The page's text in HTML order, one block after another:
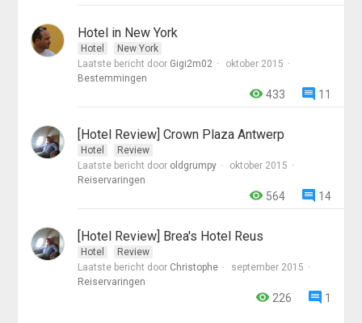
Hotel in New York
Hotel
New York
Laatste bericht door Gigi2m02
oktober 2015
Bestemmingen
11
433
[Hotel Review] Crown Plaza Antwerp
Hotel
Review
Laatste bericht door oldgrumpy
oktober 2015
Reiservaringen
14
564
[Hotel Review] Brea's Hotel Reus
Hotel
Review
Laatste bericht door Christophe
september 2015
Reiservaringen
1
226